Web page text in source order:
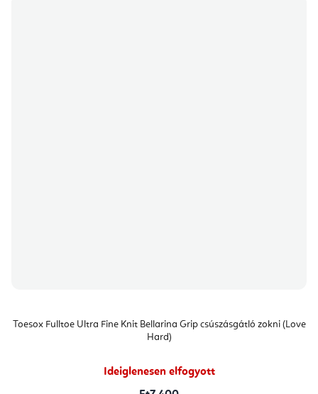
Toesox Fulltoe Ultra Fine Knit Bellarina Grip csúszásgátló zokni (Love
Hard)
Ideiglenesen elfogyott